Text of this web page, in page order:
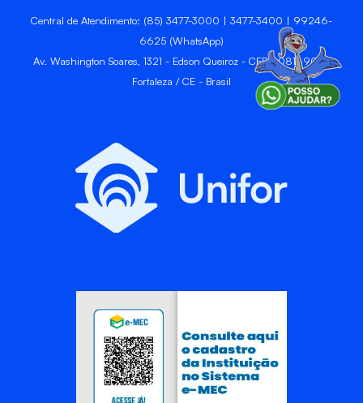
Central de Atendimento: (85) 3477-3000 | 3477-3400 | 99246-
6625 (WhatsApp)
Av. Washington Soares, 1321 - Edson Queiroz - CEP 60811-905 -
Fortaleza / CE - Brasil